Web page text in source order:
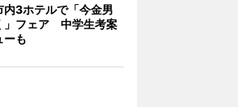
内3ホテルで「今金男
」フェア 中学生考案
ーも